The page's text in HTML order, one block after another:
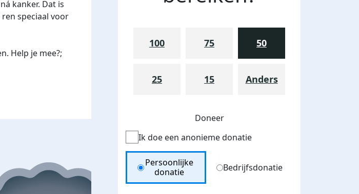
kanker. Dat is
speciaal voor
Help je mee?;
100 75 50
25 15 Anders
Doneer
Ik doe een anonieme donatie
Donation Type
Persoonlijke
donatie
Bedrijfsdonatie